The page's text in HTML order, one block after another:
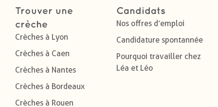
Trouver une
crèche
Crèches à Lyon
Crèches à Caen
Crèches à Nantes
Crèches à Bordeaux
Crèches à Rouen
Candidats
Nos offres d’emploi
Candidature spontannée
Pourquoi travailler chez
Léa et Léo